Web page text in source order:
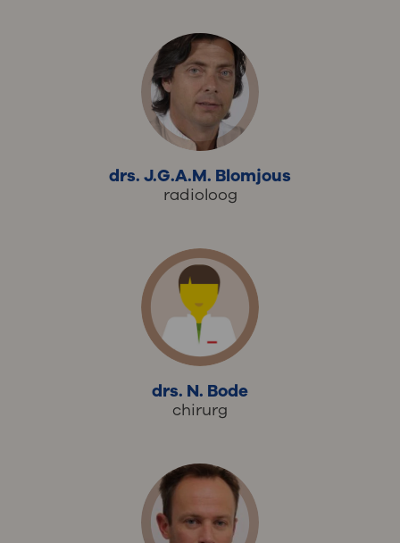
drs. J.G.A.M. Blomjous
radioloog
drs. N. Bode
chirurg